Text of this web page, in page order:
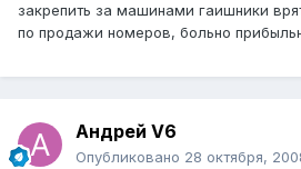
закрепить за машинами гаишники
по продажи номеров, больно
Андрей V6
Опубликовано 28 октября,